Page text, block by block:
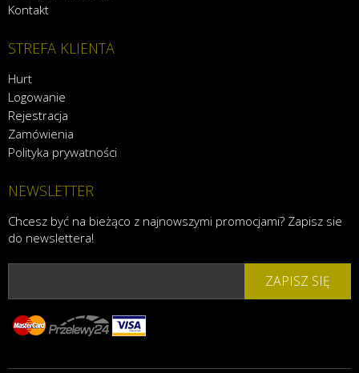
Kontakt
STREFA KLIENTA
Hurt
Logowanie
Rejestracja
Zamówienia
Polityka prywatności
NEWSLETTER
Chcesz być na bieżąco z najnowszymi promocjami? Zapisz sie
do newslettera!
ZAPISZ SIĘ